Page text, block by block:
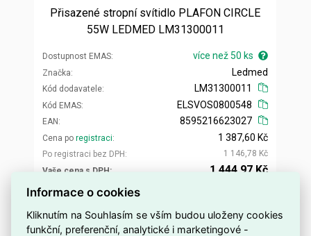
Přisazené stropní svítidlo PLAFON CIRCLE
55W LEDMED LM31300011
Dostupnost EMAS více než 50 ks
Značka
Kód dodavatele
Ledmed
LM31300011
Kód EMAS
EAN
ELSVOS0800548
8595216623027
Cena po registraci
Po registraci bez DPH
1 387,60 Kč
1 146,78 Kč
Vaše cena s DPH
1 444,97 Kč
ks
Přidat do košíku
Informace o cookies
Kliknutím na Souhlasím se vším budou uloženy cookies
funkční, preferenční, analytické i marketingové -